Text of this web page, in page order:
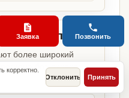
этому запросу
более широкий
региона без лишних
корректно.
Отклонить Принять
Заявка Позвонить